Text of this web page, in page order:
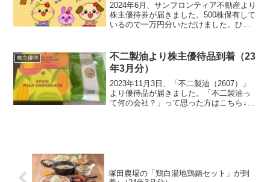
2024年6月、サンフロンティア不動産より
株主優待券が届きました。500株保有して
いるので一万円分いただけました。ひゃ
利月：3月末（年1回）保有株数優待内容
100株以上...
株主優待
不二製油より株主優待品到着（23
年3月分）
2023年11月3日、「不二製油（2607）」
より優待品が届きました。「不二製油っ
て何の会社？」って思った方はこちら↓今
塚田農場の「鶏白湯地鶏鍋セット」が到